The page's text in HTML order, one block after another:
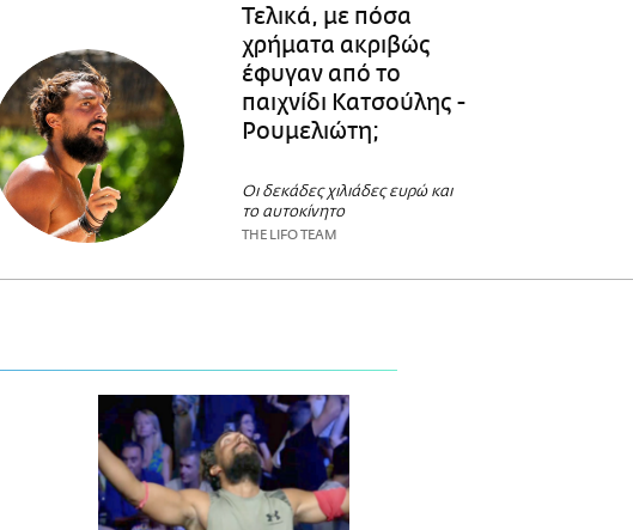
Τελικά, με πόσα
χρήματα ακριβώς
έφυγαν από το
παιχνίδι Κατσούλης -
Ρουμελιώτη;
Οι δεκάδες χιλιάδες ευρώ και
το αυτοκίνητο
THE LIFO TEAM